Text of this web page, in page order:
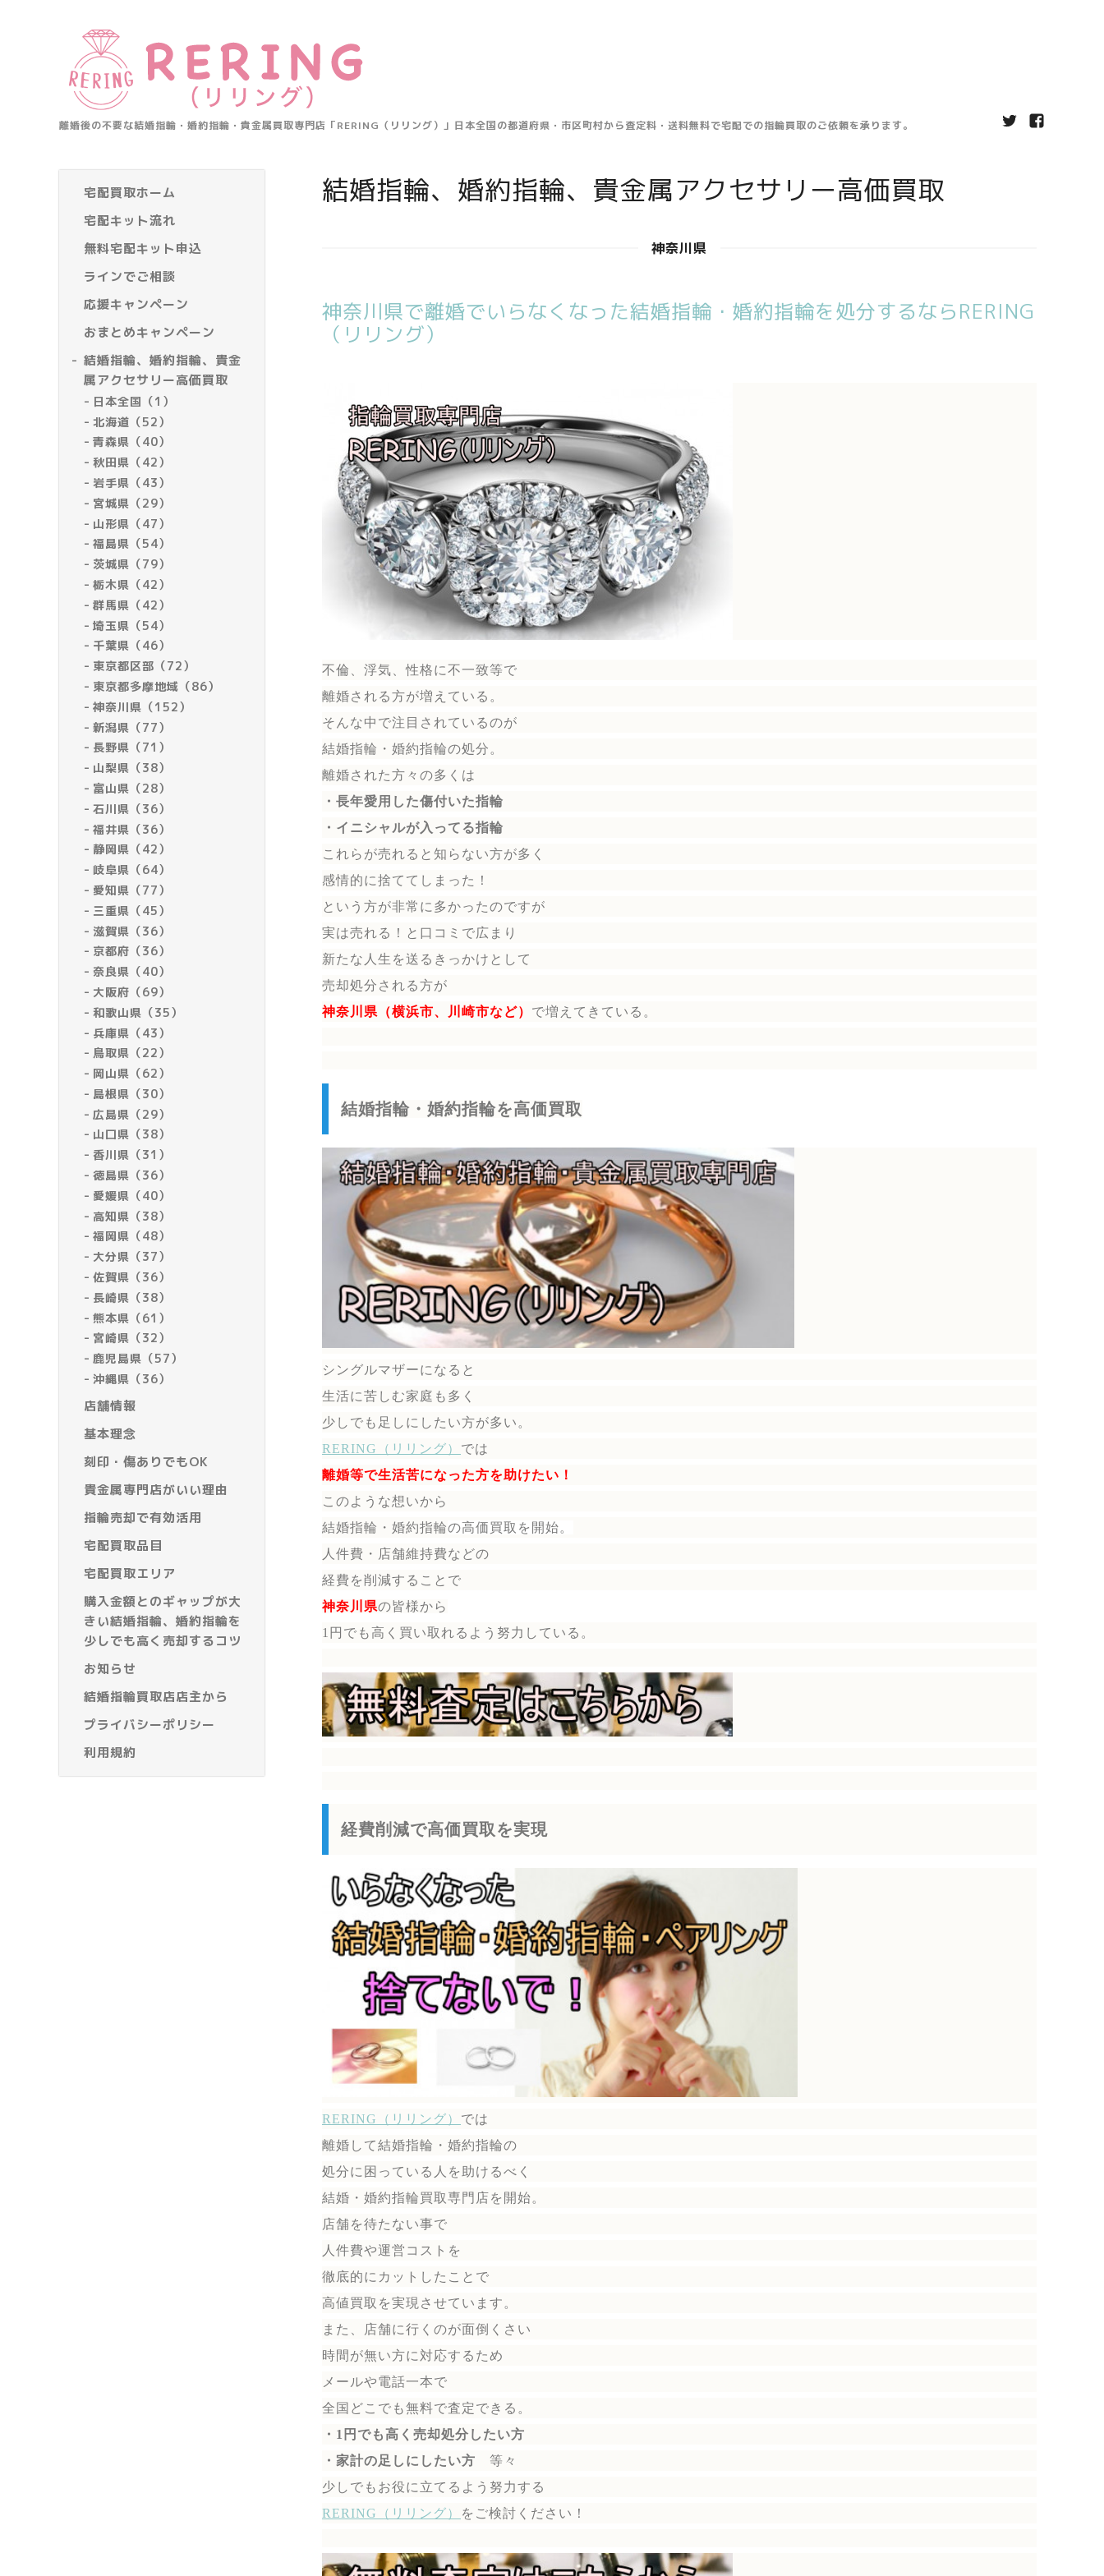
離婚後の不要な結婚指輪・婚約指輪・貴金属買取専門店「RERING（リリング）」日本全国の都道府県・市区町村から査定料・送料無料で宅配での指輪買取のご依頼を承ります。
宅配買取ホーム
宅配キット流れ
無料宅配キット申込
ラインでご相談
応援キャンペーン
おまとめキャンペーン
結婚指輪、婚約指輪、貴金
属アクセサリー高価買取
日本全国（1）
北海道（52）
青森県（40）
秋田県（42）
岩手県（43）
宮城県（29）
山形県（47）
福島県（54）
茨城県（79）
栃木県（42）
群馬県（42）
埼玉県（54）
千葉県（46）
東京都区部（72）
東京都多摩地域（86）
神奈川県（152）
新潟県（77）
長野県（71）
山梨県（38）
富山県（28）
石川県（36）
福井県（36）
静岡県（42）
岐阜県（64）
愛知県（77）
三重県（45）
滋賀県（36）
京都府（36）
奈良県（40）
大阪府（69）
和歌山県（35）
兵庫県（43）
鳥取県（22）
岡山県（62）
島根県（30）
広島県（29）
山口県（38）
香川県（31）
徳島県（36）
愛媛県（40）
高知県（38）
福岡県（48）
大分県（37）
佐賀県（36）
長崎県（38）
熊本県（61）
宮崎県（32）
鹿児島県（57）
沖縄県（36）
店舗情報
基本理念
刻印・傷ありでもOK
貴金属専門店がいい理由
指輪売却で有効活用
宅配買取品目
宅配買取エリア
購入金額とのギャップが大
きい結婚指輪、婚約指輪を
少しでも高く売却するコツ
お知らせ
結婚指輪買取店店主から
プライバシーポリシー
利用規約
結婚指輪、婚約指輪、貴金属アクセサリー高価買取
神奈川県
神奈川県で離婚でいらなくなった結婚指輪・婚約指輪を処分するならRERING
（リリング）
不倫、浮気、性格に不一致等で
離婚される方が増えている。
そんな中で注目されているのが
結婚指輪 ・婚約指輪の処分。
離婚された方々の多くは
・長年愛用した傷付いた指輪
・イニシャルが入ってる指輪
これらが売れると知らない方が多く
感情的に捨ててしまった！
という方が非常に多かったのですが
実は売れる！と口コミで広まり
新たな人生を送る きっかけとして
売却処分される方が
神奈川県（横浜市、川崎市など） で増えてきている。
結婚指輪・婚約指輪を高価買取
シングルマザーになると
生活に苦しむ家庭も多く
少しでも足しにしたい方が多い。
RERING（リリング） では
離婚等で生活苦になった方を助けたい！
このような想いから
結婚指輪・婚約指輪の高価買取を開始。
人件費・店舗維持費などの
経費を削減することで
神奈川県の皆様から
1円でも高く買い取れるよう努力している。
経費削減で高価買取を実現
RERING（リリング） では
離婚して結婚指輪・婚約指輪の
処分に困っている人を助けるべく
結婚・婚約指輪買取専門店を開始。
店舗を待たない事で
人件費や運営コストを
徹底的にカットしたことで
高値買取を実現させています。
また、店舗に行くのが面倒くさい
時間が無い方に対応するため
メールや電話一本で
全国どこでも無料で査定できる。
・1円でも高く売却処分したい方
・家計の足しにしたい方 等々
少しでもお役に立てるよう努力する
RERING（リリング）
を ご検討ください！